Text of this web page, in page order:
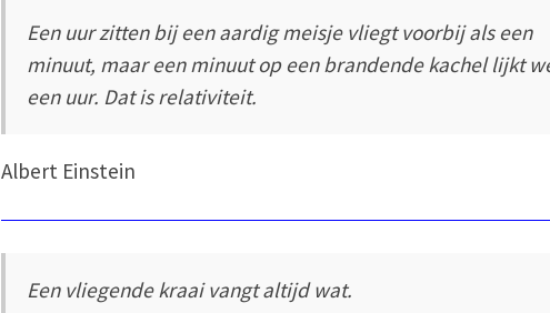
Een uur zitten bij een aardig meisje vliegt voorbij als een
minuut, maar een minuut op een brandende kachel lijkt
een uur. Dat is relativiteit.
Albert Einstein
Een vliegende kraai vangt altijd wat.